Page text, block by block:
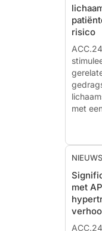
HF
risico
met
Effect
Among
Risk
met